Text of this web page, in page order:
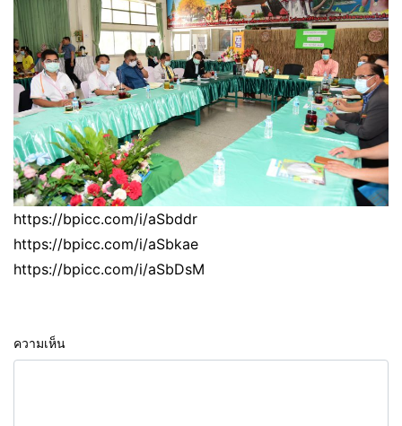
https://bpicc.com/i/aSbddr
https://bpicc.com/i/aSbkae
https://bpicc.com/i/aSbDsM
ความเห็น